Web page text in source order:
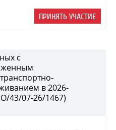
ПРИНЯТЬ УЧАСТИЕ
с
в 2026-
43/07-26/1467)